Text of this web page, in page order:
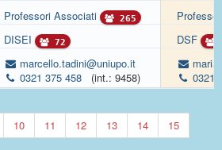
Professori Associati
265
DISEI 72
marcello.tadini@uniupo.it
0321 375 458
(int.: 9458)
DSF
0321
10 11 12 13 14
15